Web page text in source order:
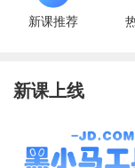
新课推荐
新课上线